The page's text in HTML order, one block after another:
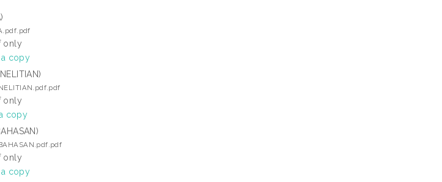
only
a copy
only
copy
only
a copy